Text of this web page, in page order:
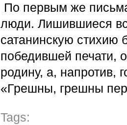
По первым же
люди. Лишившиеся
сатанинскую стихию
победившей печати,
родину, а, напротив,
«Грешны, грешны
Tags: